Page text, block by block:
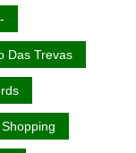
Das Trevas